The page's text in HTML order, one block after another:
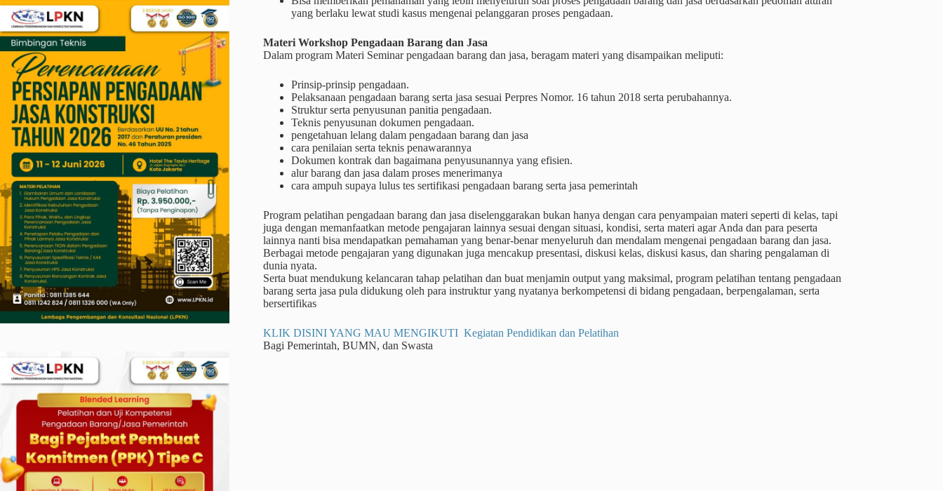
yang berlaku lewat studi kasus mengenai pelanggaran proses pengadaan.
Materi WorkshopPengadaan Barang dan Jasa
Dalam program Materi Seminar pengadaan barang dan jasa, beragam materi yang disampaikan meliputi:
Prinsip-prinsip pengadaan.
Pelaksanaan pengadaan barang serta jasa sesuai Perpres Nomor. 16 tahun 2018 serta perubahannya.
Struktur serta penyusunan panitia pengadaan.
Teknis penyusunan dokumen pengadaan.
pengetahuan lelang dalam pengadaan barang dan jasa
cara penilaian serta teknis penawarannya
Dokumen kontrak dan bagaimana penyusunannya yang efisien.
alur barang dan jasa dalam proses menerimanya
cara ampuh supaya lulus tes sertifikasi pengadaan barang serta jasa pemerintah
Program pelatihan pengadaan barang dan jasa diselenggarakan bukan hanya dengan cara penyampaian materi seperti di kelas, tapi
juga dengan memanfaatkan metode pengajaran lainnya sesuai dengan situasi, kondisi, serta materi agar Anda dan para peserta
lainnya nanti bisa mendapatkan pemahaman yang benar-benar menyeluruh dan mendalam mengenai pengadaan barang dan jasa.
Berbagai metode pengajaran yang digunakan juga mencakup presentasi, diskusi kelas, diskusi kasus, dan sharing pengalaman di
dunia nyata.
Serta buat mendukung kelancaran tahap pelatihan dan buat menjamin output yang maksimal, program pelatihan tentang pengadaan
barang serta jasa pula didukung oleh para instruktur yang nyatanya berkompetensi di bidang pengadaan, berpengalaman, serta
bersertifikas
KLIK DISINI YANG MAU MENGIKUTI Kegiatan Pendidikan dan Pelatihan
Bagi Pemerintah, BUMN, dan Swasta